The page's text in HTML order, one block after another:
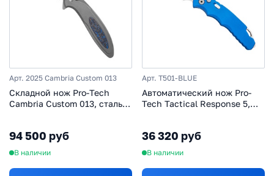
Арт. 2025 Cambria Custom 013
Складной нож Pro-Tech
Cambria Custom 013, сталь
94 500 руб
В наличии
Арт. T501-BLUE
Автоматический нож Pro-
Tech Tactical Response 5,
36 320 руб
В наличии